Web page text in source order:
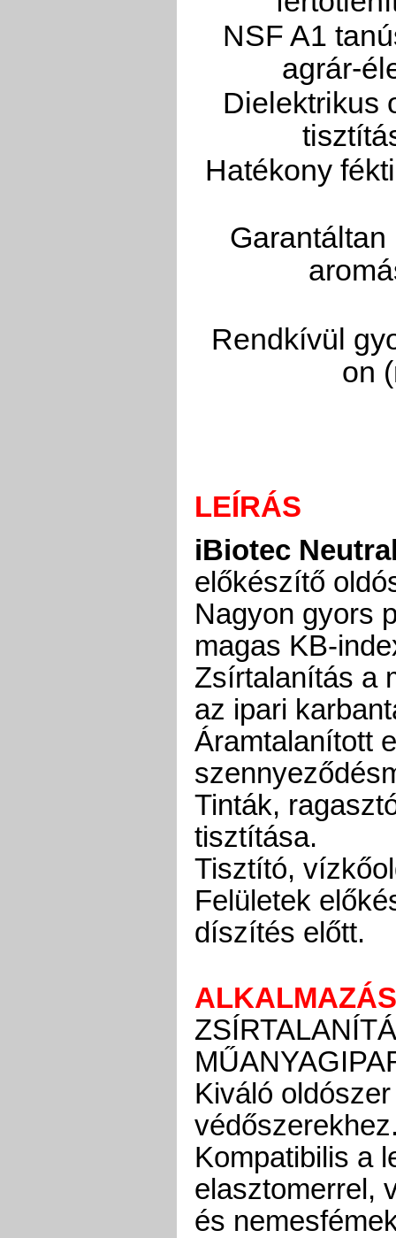
NSF A1
agrár-
Dielektrikus
Hatékony
Rendkívül
on
LEÍRÁS
iBiotec
előkészítő
Nagyon gyors
magas KB-
Zsírtalanítás a
az ipari
Áramtalanított
Tinták,
tisztítása.
Tisztító,
Felületek
díszítés előtt.
Kiváló
Kompatibilis a
elasztomerrel,
és